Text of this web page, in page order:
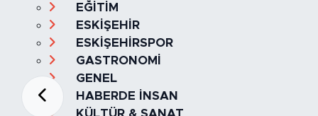
EĞİTİM
ESKİŞEHİR
ESKİŞEHİRSPOR
GASTRONOMİ
GENEL
HABERDE İNSAN
KÜLTÜR & SANAT